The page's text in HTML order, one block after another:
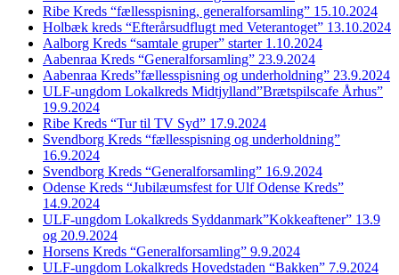
Ribe Kreds “fællesspisning, generalforsamling” 15.10.2024
Holbæk kreds “Efterårsudflugt med Veterantoget” 13.10.2024
Aalborg Kreds “samtale gruper” starter 1.10.2024
Aabenraa Kreds “Generalforsamling” 23.9.2024
Aabenraa Kreds”fællesspisning og underholdning” 23.9.2024
ULF-ungdom Lokalkreds Midtjylland”Brætspilscafe Århus”
19.9.2024
Ribe Kreds “Tur til TV Syd” 17.9.2024
Svendborg Kreds “fællesspisning og underholdning”
16.9.2024
Svendborg Kreds “Generalforsamling” 16.9.2024
Odense Kreds “Jubilæumsfest for Ulf Odense Kreds”
14.9.2024
ULF-ungdom Lokalkreds Syddanmark”Kokkeaftener” 13.9
og 20.9.2024
Horsens Kreds “Generalforsamling” 9.9.2024
ULF-ungdom Lokalkreds Hovedstaden “Bakken” 7.9.2024